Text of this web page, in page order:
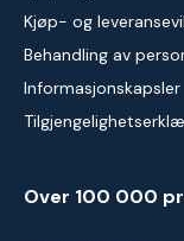
Kjøp- og
Behandling av
Informasjonskapsler
Over 100 000